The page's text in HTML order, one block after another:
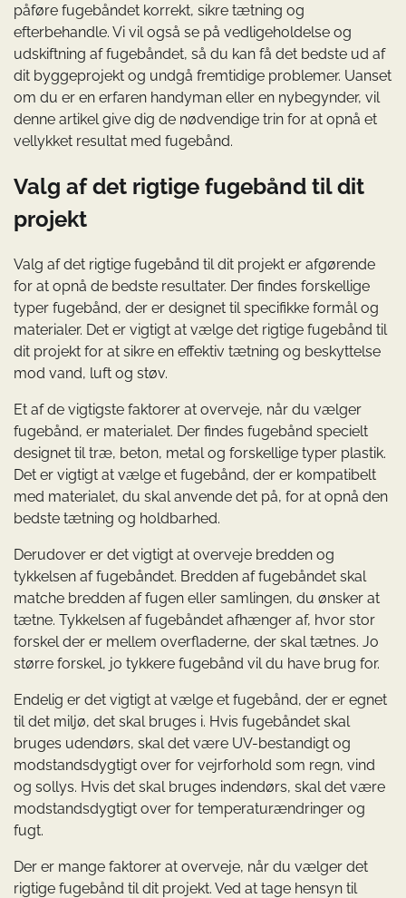
påføre fugebåndet korrekt, sikre tætning og
efterbehandle. Vi vil også se på vedligeholdelse og
udskiftning af fugebåndet, så du kan få det bedste ud af
dit byggeprojekt og undgå fremtidige problemer. Uanset
om du er en erfaren handyman eller en nybegynder, vil
denne artikel give dig de nødvendige trin for at opnå et
vellykket resultat med fugebånd.
Valg af det rigtige fugebånd til dit
projekt
Valg af det rigtige fugebånd til dit projekt er afgørende
for at opnå de bedste resultater. Der findes forskellige
typer fugebånd, der er designet til specifikke formål og
materialer. Det er vigtigt at vælge det rigtige fugebånd til
dit projekt for at sikre en effektiv tætning og beskyttelse
mod vand, luft og støv.
Et af de vigtigste faktorer at overveje, når du vælger
fugebånd, er materialet. Der findes fugebånd specielt
designet til træ, beton, metal og forskellige typer plastik.
Det er vigtigt at vælge et fugebånd, der er kompatibelt
med materialet, du skal anvende det på, for at opnå den
bedste tætning og holdbarhed.
Derudover er det vigtigt at overveje bredden og
tykkelsen af fugebåndet. Bredden af ​​fugebåndet skal
matche bredden af ​​fugen eller samlingen, du ønsker at
tætne. Tykkelsen af fugebåndet afhænger af, hvor stor
forskel der er mellem overfladerne, der skal tætnes. Jo
større forskel, jo tykkere fugebånd vil du have brug for.
Endelig er det vigtigt at vælge et fugebånd, der er egnet
til det miljø, det skal bruges i. Hvis fugebåndet skal
bruges udendørs, skal det være UV-bestandigt og
modstandsdygtigt over for vejrforhold som regn, vind
og sollys. Hvis det skal bruges indendørs, skal det være
modstandsdygtigt over for temperaturændringer og
fugt.
Der er mange faktorer at overveje, når du vælger det
rigtige fugebånd til dit projekt. Ved at tage hensyn til